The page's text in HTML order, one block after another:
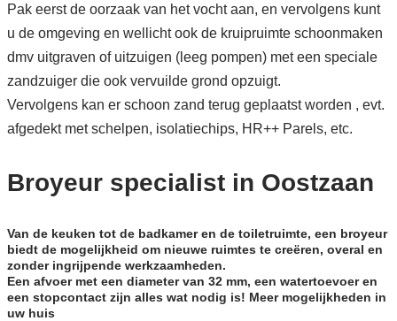
Pak eerst de oorzaak van het vocht aan, en vervolgens kunt
u de omgeving en wellicht ook de kruipruimte schoonmaken
dmv uitgraven of uitzuigen (leeg pompen) met een speciale
zandzuiger die ook vervuilde grond opzuigt.
Vervolgens kan er schoon zand terug geplaatst worden , evt.
afgedekt met schelpen, isolatiechips, HR++ Parels, etc.
Broyeur specialist in Oostzaan
Van de keuken tot de badkamer en de toiletruimte, een broyeur
biedt de mogelijkheid om nieuwe ruimtes te creëren, overal en
zonder ingrijpende werkzaamheden.
Een afvoer met een diameter van 32 mm, een watertoevoer en
een stopcontact zijn alles wat nodig is! Meer mogelijkheden in
uw huis